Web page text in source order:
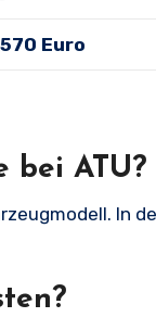
Euro
bei ATU?
In